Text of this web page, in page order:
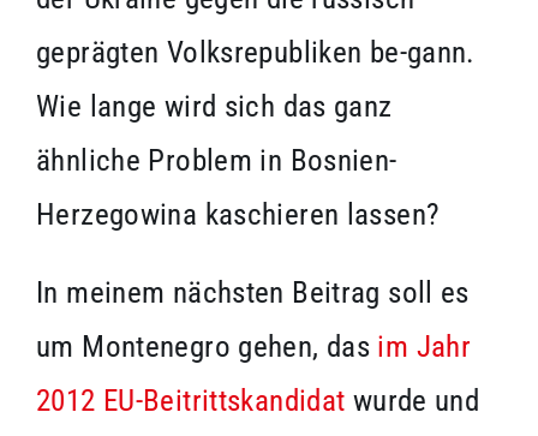
geprägten Volksrepubliken be-gann.
Wie lange wird sich das ganz
ähnliche Problem in Bosnien-
Herzegowina kaschieren lassen?
In meinem nächsten Beitrag soll es
um Montenegro gehen, das im Jahr
2012 EU-Beitrittskandidat wurde und